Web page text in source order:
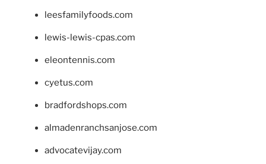
leesfamilyfoods.com
lewis-lewis-cpas.com
eleontennis.com
cyetus.com
bradfordshops.com
almadenranchsanjose.com
advocatevijay.com